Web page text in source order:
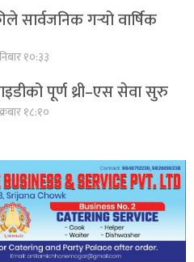
सार्वजनिक गर्‍यो वार्षिक
१०:३३
पूर्ण थ्री–एस सेवा सुरु
१८:१०